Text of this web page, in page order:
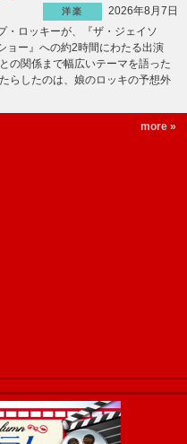
洋楽
2026年8月7日
・ロッキーが、『ザ・ジェイソ
ョー』への約2時間にわたる出演
の関係まで幅広いテーマを語った
らしたのは、娘のロッキの予想外
more »